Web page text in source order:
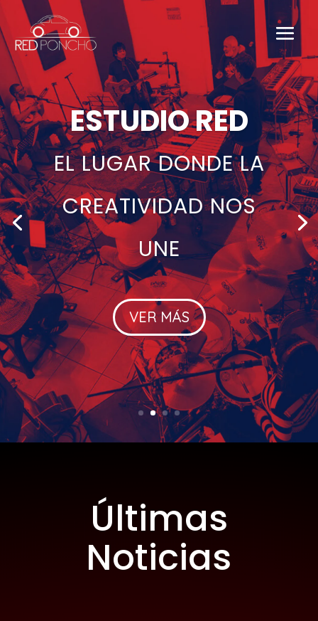
ESTUDIO RED
EL LUGAR DONDE LA
CREATIVIDAD NOS
UNE
VER MÁS
Últimas
Noticias